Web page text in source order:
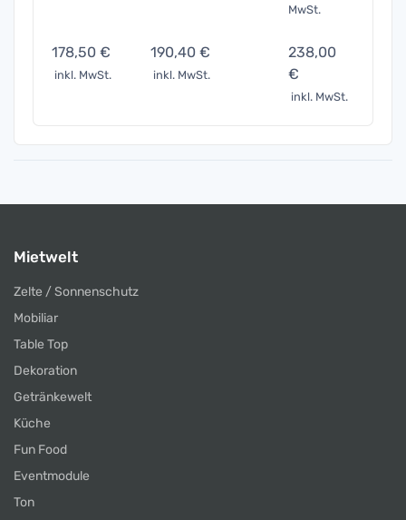
MwSt.
178,50 €
inkl. MwSt.
190,40 €
inkl. MwSt.
238,00
€
inkl. MwSt.
Mietwelt
Zelte / Sonnenschutz
Mobiliar
Table Top
Dekoration
Getränkewelt
Küche
Fun Food
Eventmodule
Ton